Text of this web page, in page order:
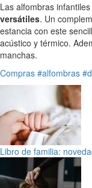
Las alfombras
versátiles. Un
estancia con este
acústico y térmico.
manchas.
Compras #alfombras
Libro de familia: